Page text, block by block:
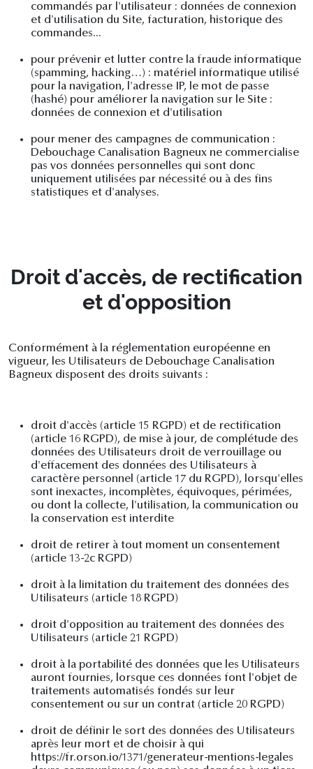
commandés par l'utilisateur : données de connexion
et d'utilisation du Site, facturation, historique des
commandes...
pour prévenir et lutter contre la fraude informatique
(spamming, hacking…) : matériel informatique utilisé
pour la navigation, l'adresse IP, le mot de passe
(hashé) pour améliorer la navigation sur le Site :
données de connexion et d'utilisation
pour mener des campagnes de communication :
Debouchage Canalisation Bagneux ne commercialise
pas vos données personnelles qui sont donc
uniquement utilisées par nécessité ou à des fins
statistiques et d'analyses.
Droit d'accès, de rectification
et d'opposition
Conformément à la réglementation européenne en
vigueur, les Utilisateurs de Debouchage Canalisation
Bagneux disposent des droits suivants :
droit d'accès (article 15 RGPD) et de rectification
(article 16 RGPD), de mise à jour, de complétude des
données des Utilisateurs droit de verrouillage ou
d'effacement des données des Utilisateurs à
caractère personnel (article 17 du RGPD), lorsqu'elles
sont inexactes, incomplètes, équivoques, périmées,
ou dont la collecte, l'utilisation, la communication ou
la conservation est interdite
droit de retirer à tout moment un consentement
(article 13-2c RGPD)
droit à la limitation du traitement des données des
Utilisateurs (article 18 RGPD)
droit d'opposition au traitement des données des
Utilisateurs (article 21 RGPD)
droit à la portabilité des données que les Utilisateurs
auront fournies, lorsque ces données font l'objet de
traitements automatisés fondés sur leur
consentement ou sur un contrat (article 20 RGPD)
droit de définir le sort des données des Utilisateurs
après leur mort et de choisir à qui
https://fr.orson.io/1371/generateur-mentions-legales